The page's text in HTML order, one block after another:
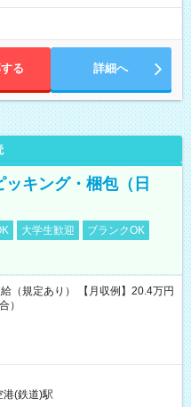
例：10時から17時 など） お気軽
ルで返信してください。
る 詳細へ
キング・梱包（日
大学生歓迎
ブランクOK
（規定あり） 【月収例】20.4万円
）
港(鉄道)駅